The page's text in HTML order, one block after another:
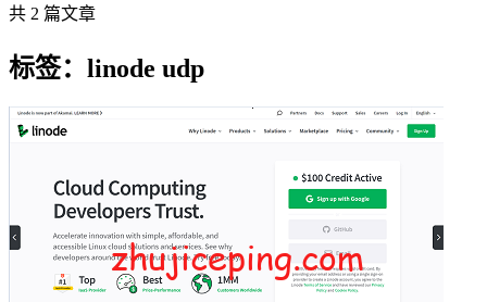
共 2 篇文章
标签：linode udp